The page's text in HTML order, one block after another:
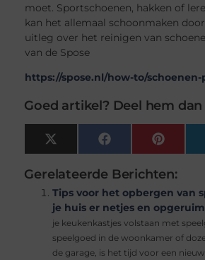
moet. Sportschoenen, hakken of
kan het allemaal schoonmaken
uitleg over het reinigen van
van de Spose
https://spose.nl/how-to/schoenen-
Goed artikel? Deel hem dan
X
(Twitter)
Facebook
Gerelateerde Berichten:
Tips voor het opbergen van
je huis er netjes en
je keukenkastjes volstaan met
speelgoed in de woonkamer of
de garage, is het tijd voor een